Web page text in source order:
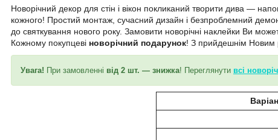
Новорічний декор для стін і вікон покликаний творити дива —
кожного! Простий монтаж, сучасний дизайн і безпроблемний
до святкування нового року. Замовити новорічні наклейки Ви
Кожному покупцеві новорічний подарунок! З прийдешнім Новим
Увага! При замовленні від 2 шт. — знижка! Переглянути всі